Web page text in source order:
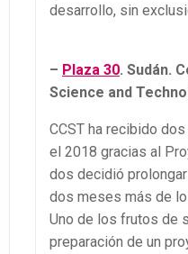
desarrollo, sin
– Plaza 30. Sudán.
Science and
CCST ha recibido
el 2018 gracias al
dos decidió
dos meses más de
Uno de los frutos de
preparación de un